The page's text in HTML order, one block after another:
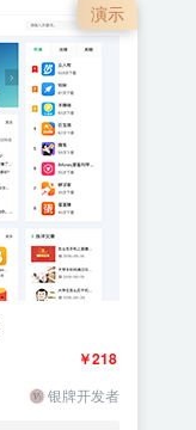
演示
￥218
银牌开发者